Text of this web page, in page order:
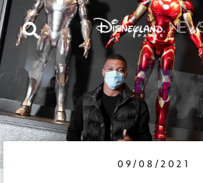
09/08/2021